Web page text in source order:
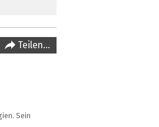
Teilen…
Sein